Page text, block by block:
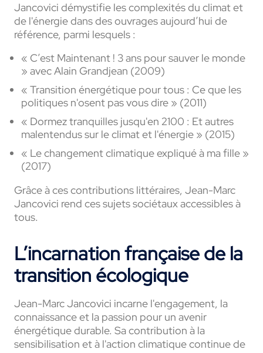
Jancovici démystifie les complexités du climat et
de l'énergie dans des ouvrages aujourd’hui de
référence, parmi lesquels :
« C’est Maintenant ! 3 ans pour sauver le monde
» avec Alain Grandjean (2009)
« Transition énergétique pour tous : Ce que les
politiques n'osent pas vous dire » (2011)
« Dormez tranquilles jusqu'en 2100 : Et autres
malentendus sur le climat et l'énergie » (2015)
« Le changement climatique expliqué à ma fille »
(2017)
Grâce à ces contributions littéraires, Jean-Marc
Jancovici rend ces sujets sociétaux accessibles à
tous.
L’incarnation française de la
transition écologique
Jean-Marc Jancovici incarne l'engagement, la
connaissance et la passion pour un avenir
énergétique durable. Sa contribution à la
sensibilisation et à l'action climatique continue de